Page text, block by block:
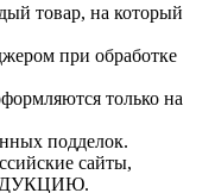
товар, на который
при обработке
только на
подделок.
сайты,
.